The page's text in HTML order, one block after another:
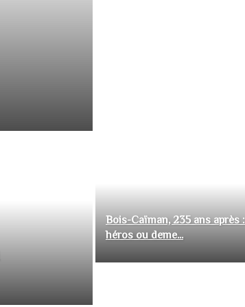
Bois-Caïman, 235 ans après
héros ou deme...